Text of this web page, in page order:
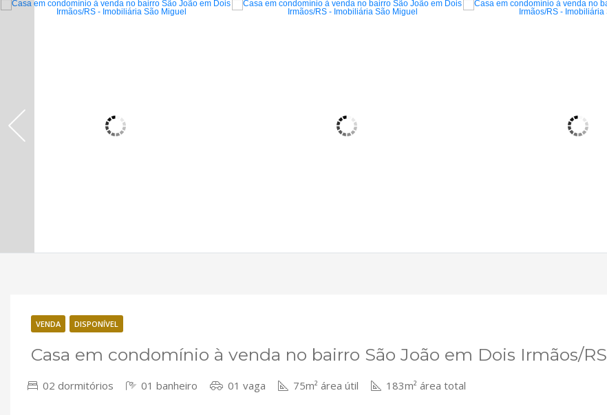
VENDA DISPONÍVEL
Casa em condomínio à venda no bairro São João em Dois Irmãos/RS
02 dormitórios 01 banheiro 01 vaga 75m² área útil 183m² área total